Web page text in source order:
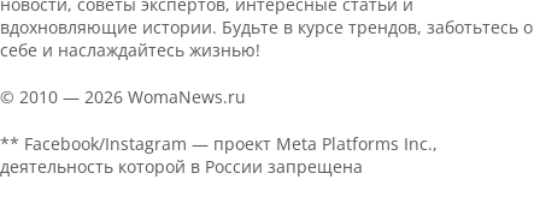
вдохновляющие истории. Будьте в курсе трендов, заботьтесь о
себе и наслаждайтесь жизнью!
© 2010 — 2026 WomaNews.ru
** Facebook/Instagram — проект Meta Platforms Inc.,
деятельность которой в России запрещена